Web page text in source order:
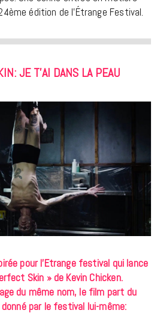
édition de l’Étrange Festival.
JE T’AI DANS LA PEAU
pour l’Etrange festival qui lance
Skin » de Kevin Chicken.
du même nom, le film part du
par le festival lui-même: